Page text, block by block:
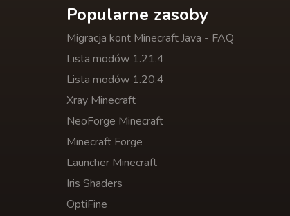
Popularne zasoby
Migracja kont Minecraft Java - FAQ
Lista modów 1.21.4
Lista modów 1.20.4
Xray Minecraft
NeoForge Minecraft
Minecraft Forge
Launcher Minecraft
Iris Shaders
OptiFine